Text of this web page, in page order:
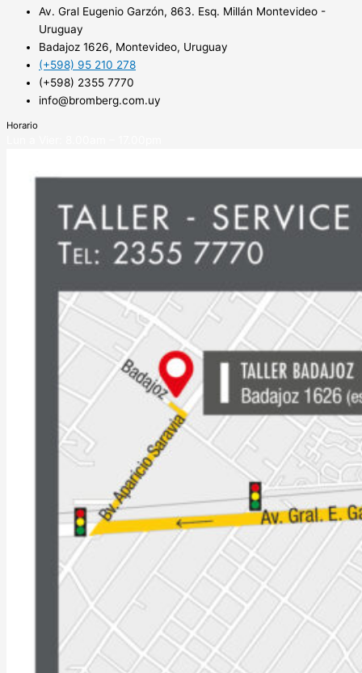
Av. Gral Eugenio Garzón, 863. Esq. Millán Montevideo -
Uruguay
Badajoz 1626, Montevideo, Uruguay
(+598) 95 210 278
(+598) 2355 7770
info@bromberg.com.uy
Horario